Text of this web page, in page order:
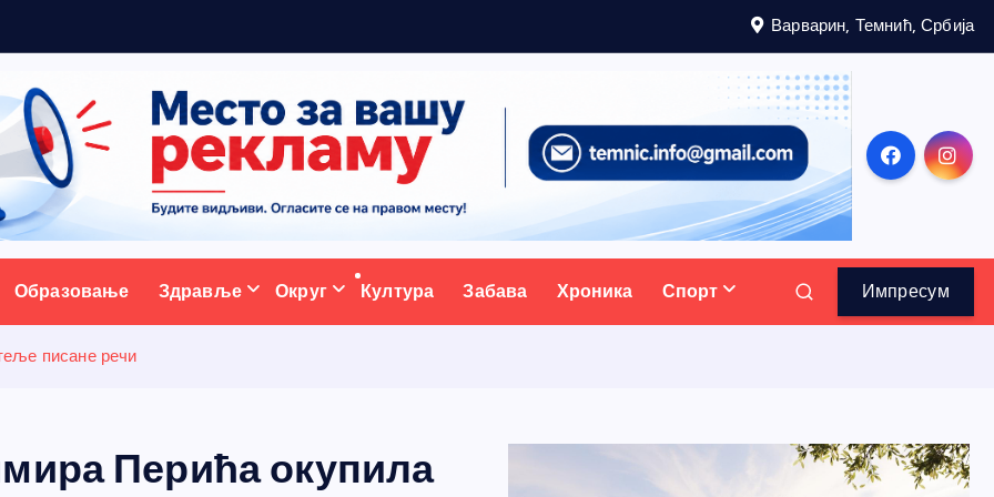
Варварин, Темнић, Србија
портал
Образовање Здравље Округ Култура Забава Хроника Спорт Импресум
писане речи
Перића окупила